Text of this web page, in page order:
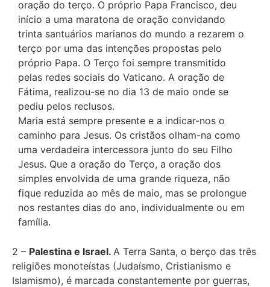
oração do terço. O próprio Papa Francisco, deu
início a uma maratona de oração convidando
trinta santuários marianos do mundo a rezarem o
terço por uma das intenções propostas pelo
próprio Papa. O Terço foi sempre transmitido
pelas redes sociais do Vaticano. A oração de
Fátima, realizou-se no dia 13 de maio onde se
pediu pelos reclusos.
Maria está sempre presente e a indicar-nos o
caminho para Jesus. Os cristãos olham-na como
uma verdadeira intercessora junto do seu Filho
Jesus. Que a oração do Terço, a oração dos
simples envolvida de uma grande riqueza, não
fique reduzida ao mês de maio, mas se prolongue
nos restantes dias do ano, individualmente ou em
família.
2 – Palestina e Israel. A Terra Santa, o berço das três
religiões monoteístas (Judaísmo, Cristianismo e
Islamismo), é marcada constantemente por guerras,